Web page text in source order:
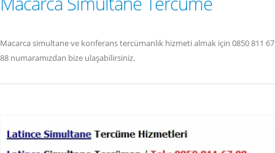
Macarca simultane ve konferans tercümanlık hizmeti almak için 0850 811 67
88 numaramızdan bize ulaşabilirsiniz.